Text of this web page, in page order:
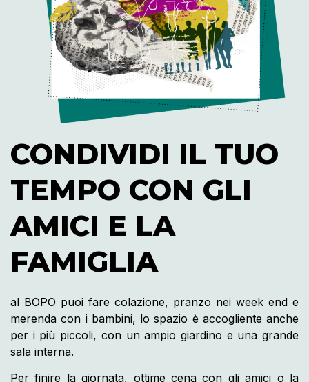
CONDIVIDI IL TUO
TEMPO CON GLI
AMICI E LA
FAMIGLIA
al BOPO puoi fare colazione, pranzo nei week end e
merenda con i bambini, lo spazio è accogliente anche
per i più piccoli, con un ampio giardino e una grande
sala interna.
Per finire la giornata, ottime cena con gli amici o la